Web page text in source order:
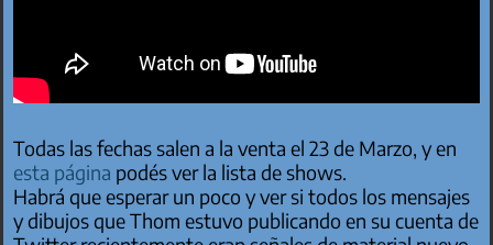
Todas las fechas salen a la venta el 23 de Marzo, y en
esta página podés ver la lista de shows.
Habrá que esperar un poco y ver si todos los mensajes
y dibujos que Thom estuvo publicando en su cuenta de